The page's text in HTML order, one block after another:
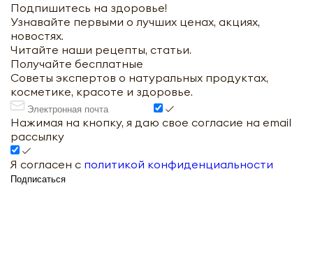
Подпишитесь на здоровье!
Узнавайте первыми о лучших ценах, акциях,
новостях.
Читайте наши рецепты, статьи.
Получайте бесплатные
Советы экспертов о натуральных продуктах,
косметике, красоте и здоровье.
Нажимая на кнопку, я даю свое согласие на email
рассылку
Я согласен с политикой конфиденциальности
Подписаться